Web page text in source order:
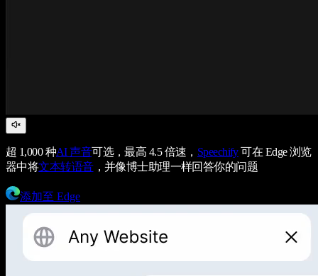
超 1,000 种AI 声音可选，最高 4.5 倍速， Speechify可在 Edge 浏览
器中将文本转语音，并像博士助理一样回答你的问题
添加至 Edge